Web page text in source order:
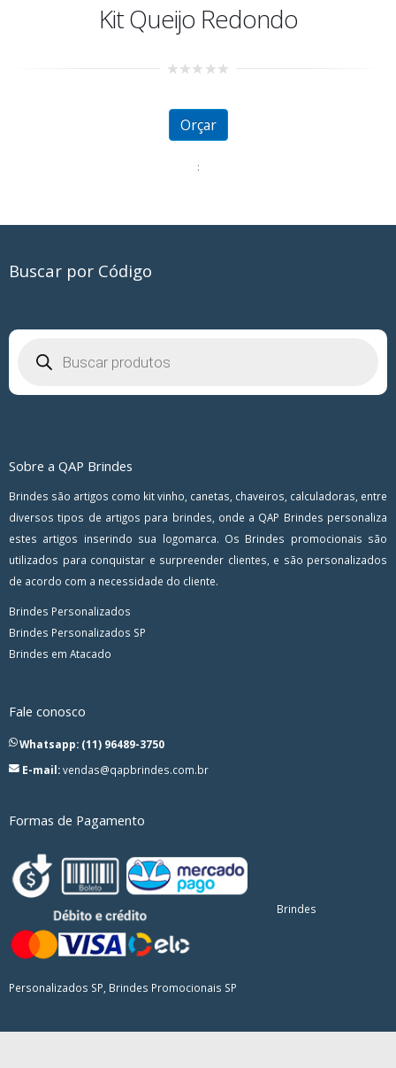
Kit Queijo Redondo
of
Orçar
:
Buscar por Código
produtos
Sobre a QAP Brindes
Brindes são artigos como kit vinho, canetas, chaveiros, calculadoras, entre
diversos tipos de artigos para brindes, onde a QAP Brindes personaliza
estes artigos inserindo sua logomarca. Os Brindes promocionais são
utilizados para conquistar e surpreender clientes, e são personalizados
de acordo com a necessidade do cliente.
Brindes Personalizados
Brindes Personalizados SP
Brindes em Atacado
Fale conosco
Whatsapp: (11) 96489-3750
E-mail:vendas@qapbrindes.com.br
Formas de Pagamento
Brindes
Personalizados SP, Brindes Promocionais SP